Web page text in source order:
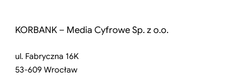
KORBANK – Media Cyfrowe Sp. z o.o.
ul. Fabryczna 16K
53-609 Wrocław